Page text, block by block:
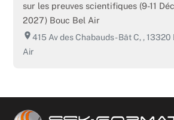
sur les preuves scientifiques (9-11
2027) Bouc Bel Air
room415 Av des Chabauds - Bât C, ,
Air